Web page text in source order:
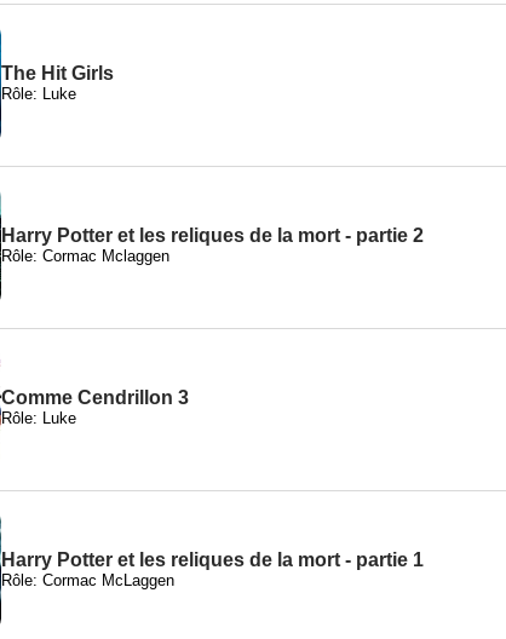
The Hit Girls
Rôle: Luke
Harry Potter et les reliques de la mort - partie 2
Rôle: Cormac Mclaggen
Comme Cendrillon 3
Rôle: Luke
Harry Potter et les reliques de la mort - partie 1
Rôle: Cormac McLaggen